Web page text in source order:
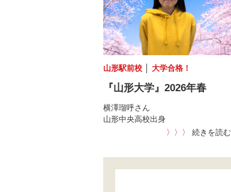
山形駅前校 大学合格！
『山形大学』2026年春
横澤瑠呼さん
山形中央高校出身
〉〉〉
続きを読む